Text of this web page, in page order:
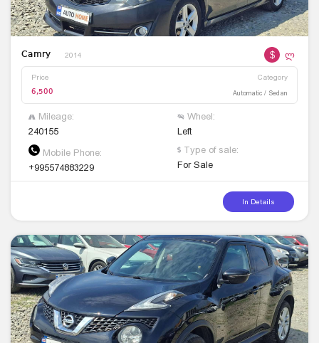
Camry 2014 $ ლ
Price Category
6,500 Automatic / Sedan
Mileage:
240155
Wheel:
Left
Mobile Phone:
+995574883229
Type of sale:
For Sale
In Details